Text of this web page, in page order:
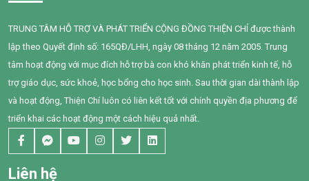
một năm can thiệp với sự
đồng hành tận tâm của các
cô giáo, sự kiên trì của gia
đình và nỗ lực không ngừng
của chính Bối, em đã có
những bước tiến đầy tự hào.
kiến thức về quản lý chi tiêu
trong gia đình cho 95 phụ nữ
tại xã Tân Thành,Hàm Thuận
Nam.
TRUNG TÂM HỖ TRỢ VÀ PHÁT TRIỂN CỘNG ĐỒNG THIỆN CHÍ được thành
lập theo Quyết định số: 165QĐ/LHH, ngày 08 tháng 12 năm 2005. Trung
tâm hoạt động với mục đích hỗ trợ bà con khó khăn phát triển kinh tế, hỗ
trợ giáo dục, sức khoẻ, học bổng cho học sinh. Sau thời gian dài thành lập
và hoạt động, Thiện Chí luôn có liên kết tốt với chính quyền địa phương để
triển khai các hoạt động một cách hiệu quả nhất.
Liên hệ